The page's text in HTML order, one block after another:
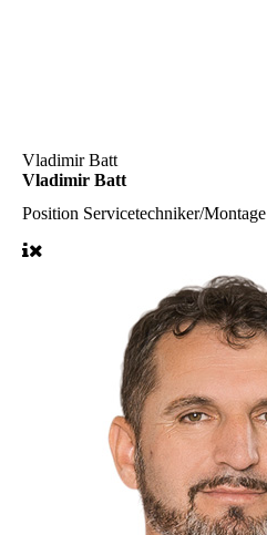
Vladimir Batt
Vladimir Batt
Position Servicetechniker/Montage